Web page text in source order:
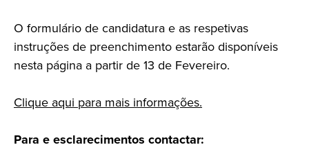
O formulário de candidatura e as respetivas
instruções de preenchimento estarão disponíveis
nesta página a partir de 13 de Fevereiro.
Clique aqui para mais informações.
Para e esclarecimentos contactar: